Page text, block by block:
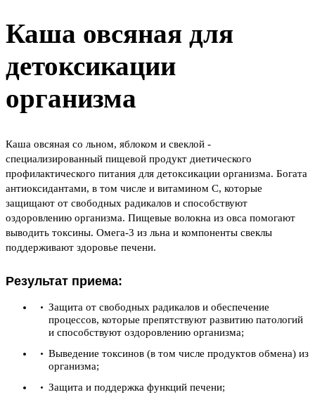
Каша овсяная для
детоксикации
организма
Каша овсяная со льном, яблоком и свеклой -
специализированный пищевой продукт диетического
профилактического питания для детоксикации организма. Богата
антиоксидантами, в том числе и витамином С, которые
защищают от свободных радикалов и способствуют
оздоровлению организма. Пищевые волокна из овса помогают
выводить токсины. Омега-3 из льна и компоненты свеклы
поддерживают здоровье печени.
Результат приема:
Защита от свободных радикалов и обеспечение
процессов, которые препятствуют развитию патологий
и способствуют оздоровлению организма;
Выведение токсинов (в том числе продуктов обмена) из
организма;
Защита и поддержка функций печени;